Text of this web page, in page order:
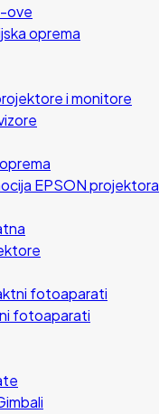
ove
oprema
i monitore
EPSON projektora
fotoaparati
fotoaparati